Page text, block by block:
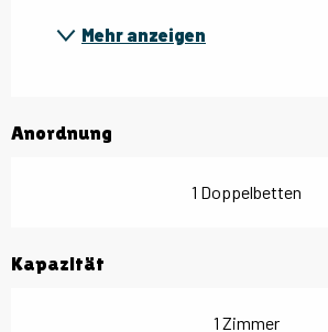
Mehr anzeigen
Anordnung
1 Doppelbetten
Kapazität
1 Zimmer